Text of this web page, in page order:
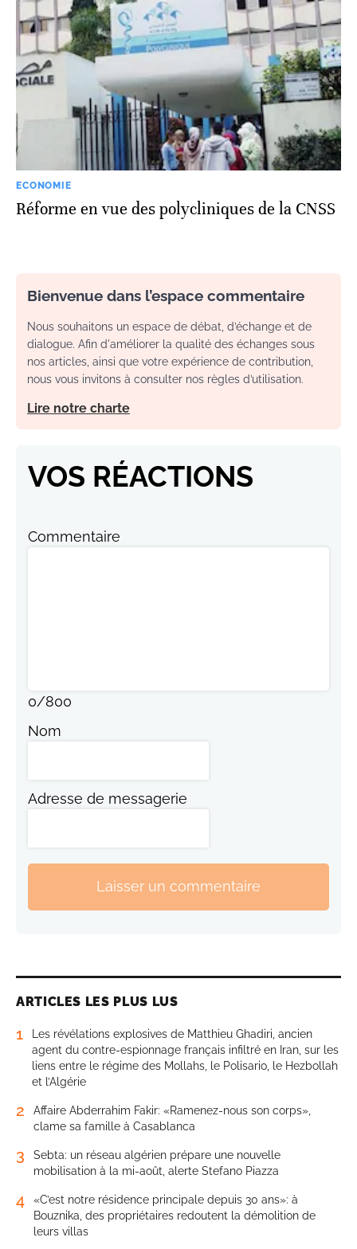
ECONOMIE
Réforme en vue des polycliniques de la CNSS
Bienvenue dans l’espace commentaire
Nous souhaitons un espace de débat, d’échange et de
dialogue. Afin d'améliorer la qualité des échanges sous
nos articles, ainsi que votre expérience de contribution,
nous vous invitons à consulter nos règles d’utilisation.
Lire notre charte
VOS RÉACTIONS
Commentaire
0/800
Nom
Adresse de messagerie
Laisser un commentaire
ARTICLES LES PLUS LUS
1
Les révélations explosives de Matthieu Ghadiri, ancien
agent du contre-espionnage français infiltré en Iran, sur les
liens entre le régime des Mollahs, le Polisario, le Hezbollah
et l’Algérie
2
Affaire Abderrahim Fakir: «Ramenez-nous son corps»,
clame sa famille à Casablanca
3
Sebta: un réseau algérien prépare une nouvelle
mobilisation à la mi-août, alerte Stefano Piazza
4
«C’est notre résidence principale depuis 30 ans»: à
Bouznika, des propriétaires redoutent la démolition de
leurs villas